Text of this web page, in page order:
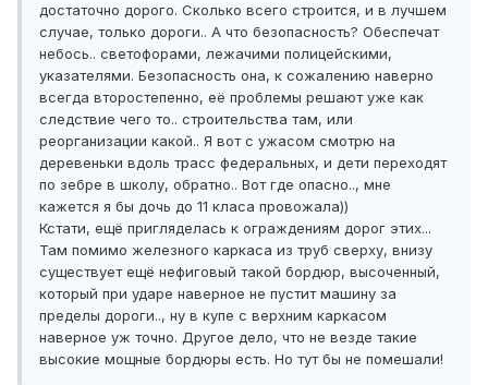
достаточно дорого. Сколько всего строится, и в лучшем
случае, только дороги.. А что безопасность? Обеспечат
небось.. светофорами, лежачими полицейскими,
указателями. Безопасность она, к сожалению наверно
всегда второстепенно, её проблемы решают уже как
следствие чего то.. строительства там, или
реорганизации какой.. Я вот с ужасом смотрю на
деревеньки вдоль трасс федеральных, и дети переходят
по зебре в школу, обратно.. Вот где опасно.., мне
кажется я бы дочь до 11 класа провожала))
Кстати, ещё пригляделась к ограждениям дорог этих...
Там помимо железного каркаса из труб сверху, внизу
существует ещё нефиговый такой бордюр, высоченный,
который при ударе наверное не пустит машину за
пределы дороги.., ну в купе с верхним каркасом
наверное уж точно. Другое дело, что не везде такие
высокие мощные бордюры есть. Но тут бы не помешали!